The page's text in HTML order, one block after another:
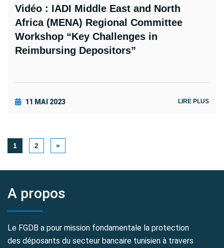
Vidéo : IADI Middle East and North
Africa (MENA) Regional Committee
Workshop “Key Challenges in
Reimbursing Depositors”
11 MAI 2023 LIRE PLUS
1 2 »NEXT
A propos
Le FGDB a pour mission fondamentale la protection
des déposants du secteur bancaire tunisien à travers